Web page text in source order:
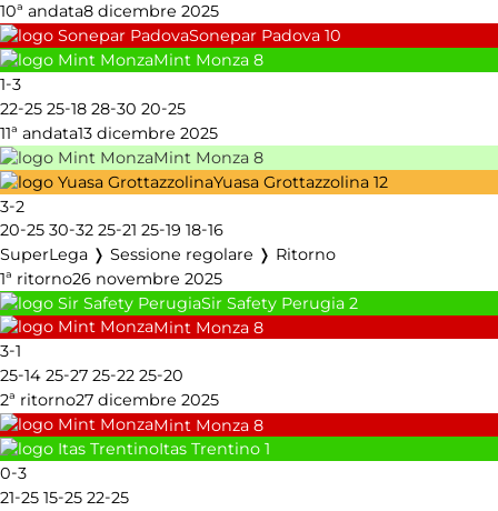
10ª andata8 dicembre 2025
Sonepar Padova 10
Mint Monza 8
1-3
22-25 25-18 28-30 20-25
11ª andata13 dicembre 2025
Mint Monza 8
Yuasa Grottazzolina 12
3-2
20-25 30-32 25-21 25-19 18-16
SuperLega ❭ Sessione regolare ❭ Ritorno
1ª ritorno26 novembre 2025
Sir Safety Perugia 2
Mint Monza 8
3-1
25-14 25-27 25-22 25-20
2ª ritorno27 dicembre 2025
Mint Monza 8
Itas Trentino 1
0-3
21-25 15-25 22-25